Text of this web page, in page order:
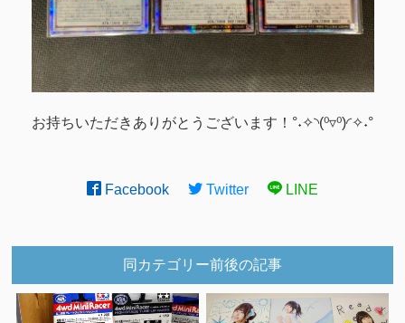
お持ちいただきありがとうございます！°˖✧◝(⁰▿⁰)◜✧˖°
Facebook Twitter LINE
同カテゴリー前後の記事